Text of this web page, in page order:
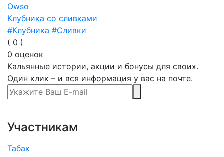
Owso
Клубника со сливками
#Клубника #Сливки
( 0 )
0 оценок
Кальянные истории, акции и бонусы для своих.
Один клик – и вся информация у вас на почте.
Участникам
Табак